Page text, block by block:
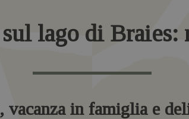
lago di Braies:
vacanza in famiglia e